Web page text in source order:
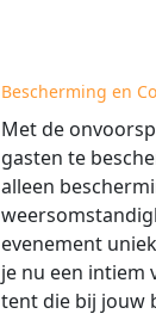
Bescherming en
Met de
gasten te
alleen
evenement
je nu een intiem
tent die bij jouw